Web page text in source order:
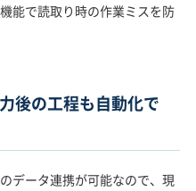
能で読取り時の作業ミスを防
後の工程も自動化で
データ連携が可能なので、現